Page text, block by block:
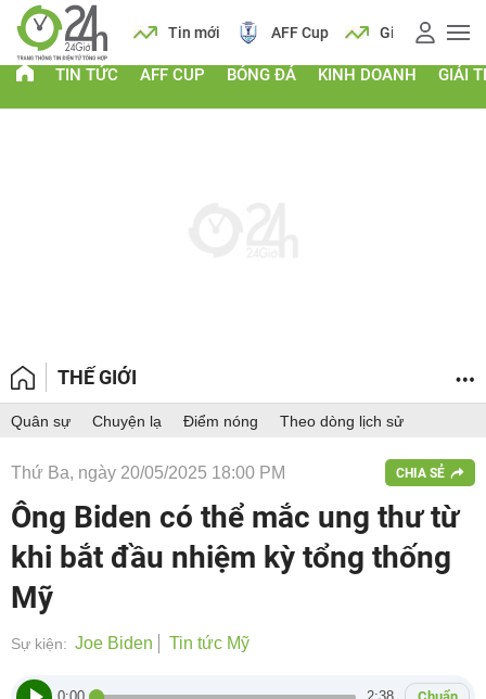
Lịch Tin mới AFF Cup Giá vàng
TIN TỨC AFF CUP BÓNG ĐÁ KINH DOANH GIẢI
THẾ GIỚI
Quân sự Chuyện lạ Điểm nóng Theo dòng lịch sử
Thứ Ba, ngày 20/05/2025 18:00 PM CHIA SẺ
Ông Biden có thể mắc ung thư từ
khi bắt đầu nhiệm kỳ tổng thống
Mỹ
Sự kiện: Joe Biden Tin tức Mỹ